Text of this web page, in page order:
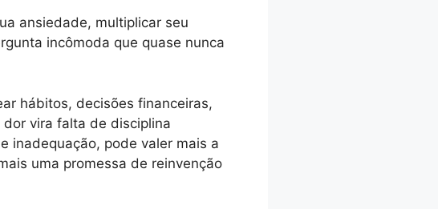
ansiedade, multiplicar seu
incômoda que quase nunca
hábitos, decisões financeiras,
vira falta de disciplina
inadequação, pode valer mais a
uma promessa de reinvenção